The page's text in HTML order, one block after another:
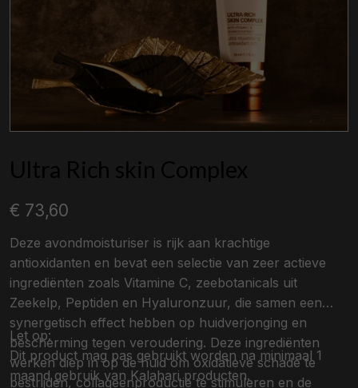
€ 73,60
Deze avondmoisturiser is rijk aan krachtige
antioxidanten en bevat een selectie van zeer actieve
ingrediënten zoals Vitamine C, zeebotanicals uit
Zeekelp, Peptiden en Hyaluronzuur, die samen een
synergetisch effect hebben op huidverjonging en
bescherming tegen veroudering. Deze ingrediënten
werken diep in op de huid om oxidatieve schade te
bestrijden, collageenproductie te stimuleren en de
Let op:
Dit product mag pas gebruikt worden na minimaal 1
maand gebruik van Kalahari producten.